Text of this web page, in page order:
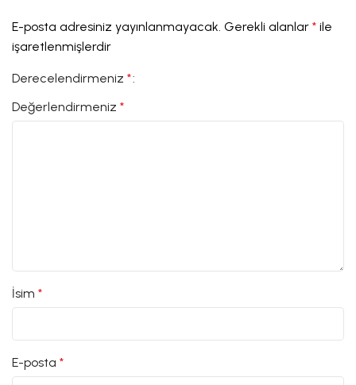
E-posta adresiniz yayınlanmayacak. Gerekli alanlar* ile
işaretlenmişlerdir
Derecelendirmeniz*
Değerlendirmeniz*
İsim*
E-posta*